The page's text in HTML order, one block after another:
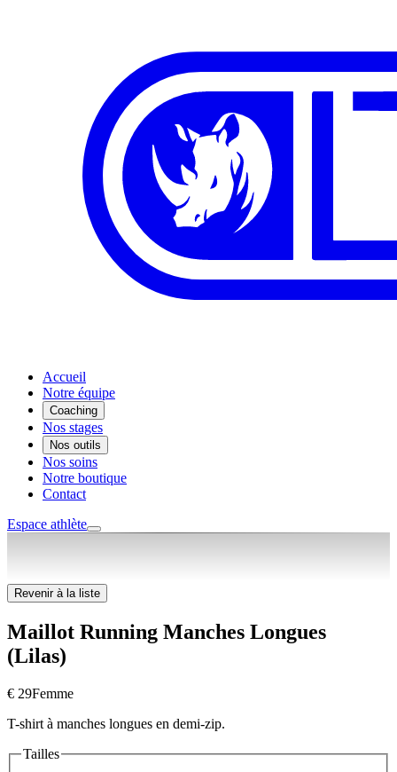
Accueil
Notre équipe
Coaching
Nos stages
Nos outils
Nos soins
Notre boutique
Contact
Espace athlète
Revenir à la liste
Maillot Running Manches Longues
(Lilas)
€ 29Femme
T-shirt à manches longues en demi-zip.
Tailles